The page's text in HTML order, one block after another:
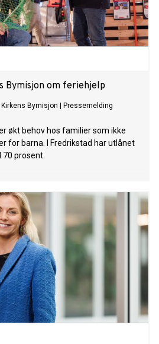
Bymisjon om feriehjelp
Kirkens Bymisjon Pressemelding
økt behov hos familier som ikke
for barna. I Fredrikstad har utlånet
prosent.